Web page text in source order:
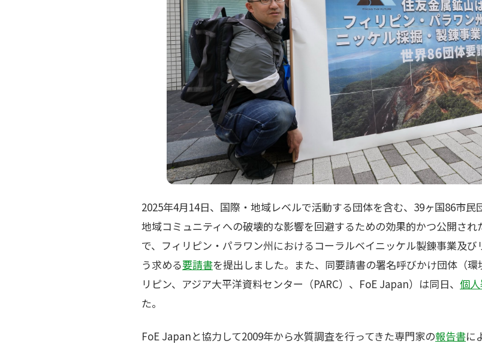
2025年4月14日、国際・地域レベルで活動する団体を含む、39ヶ国86市民
地域コミュニティへの破壊的な影響を回避するための効果的かつ公開さ
で、フィリピン・パラワン州におけるコーラルベイニッケル製錬事業及
う求める要請書を提出しました。また、同要請書の署名呼びかけ団体（
リピン、アジア大平洋資料センター（PARC）、FoE Japan）は同日、 個
た。
FoE Japanと協力して2009年から水質調査を行ってきた専門家の報告書に